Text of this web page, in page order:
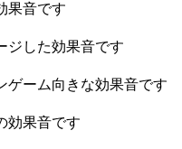
果音です
ジした効果音です
ゲーム向きな効果音です
効果音です